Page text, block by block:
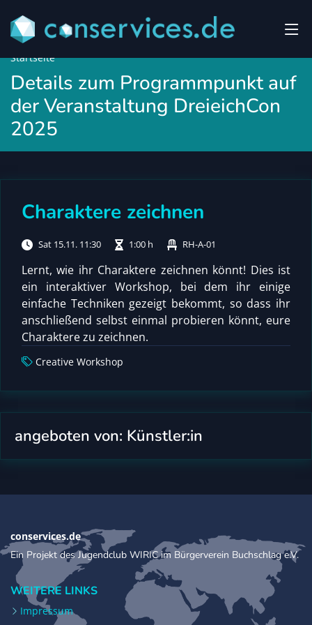
Startseite
Details zum Programmpunkt auf
der Veranstaltung DreieichCon
2025
Charaktere zeichnen
Sat 15.11. 11:30 1:00 h RH-A-01
Lernt, wie ihr Charaktere zeichnen könnt! Dies ist
ein interaktiver Workshop, bei dem ihr einige
einfache Techniken gezeigt bekommt, so dass ihr
anschließend selbst einmal probieren könnt, eure
Charaktere zu zeichnen.
Creative Workshop
angeboten von: Künstler:in
conservices.de
Ein Projekt des Jugendclub WIRIC im Bürgerverein Buchschlag e.V.
WEITERE LINKS
Impressum